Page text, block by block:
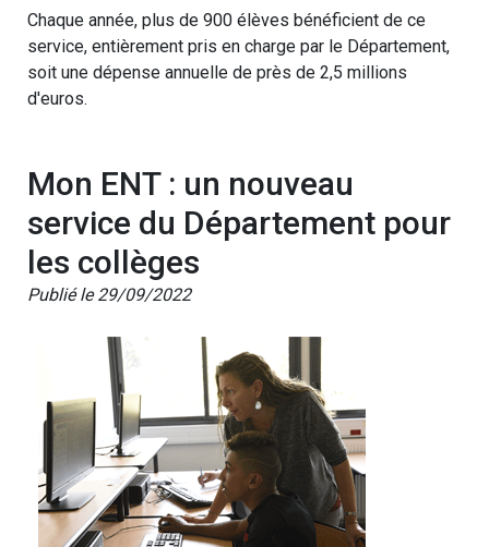
Chaque année, plus de 900 élèves bénéficient de ce
service, entièrement pris en charge par le Département,
soit une dépense annuelle de près de 2,5 millions
d'euros.
Mon ENT : un nouveau
service du Département pour
les collèges
Publié le 29/09/2022